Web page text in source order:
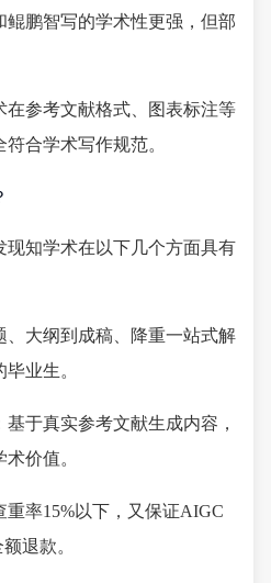
鹏智写的学术性更强，但部
在参考文献格式、图表标注等
合学术写作规范。
现知学术在以下几个方面具有
、大纲到成稿、降重一站式解
业生。
于真实参考文献生成内容，
价值。
重率15%以下，又保证AIGC
退款。